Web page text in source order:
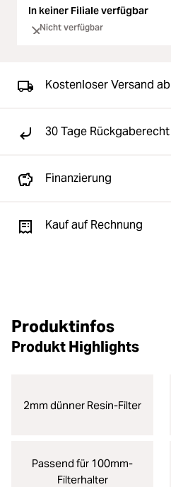
In keiner Filiale verfügbar
Nicht verfügbar
Kostenloser Versand
30 Tage Rückgaberecht
Finanzierung
Kauf auf Rechnung
Produktinfos
Produkt Highlights
2mm dünner Resin-Filter
Passend für 100mm-
Filterhalter